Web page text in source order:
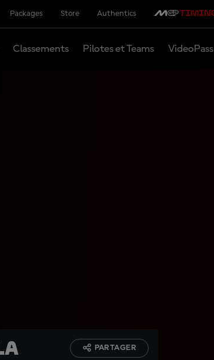
Packages Store Authentics
Classements Pilotes et Teams VideoPass
PARTAGER